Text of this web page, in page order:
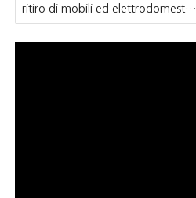
ritiro di mobili ed elettrodomest…